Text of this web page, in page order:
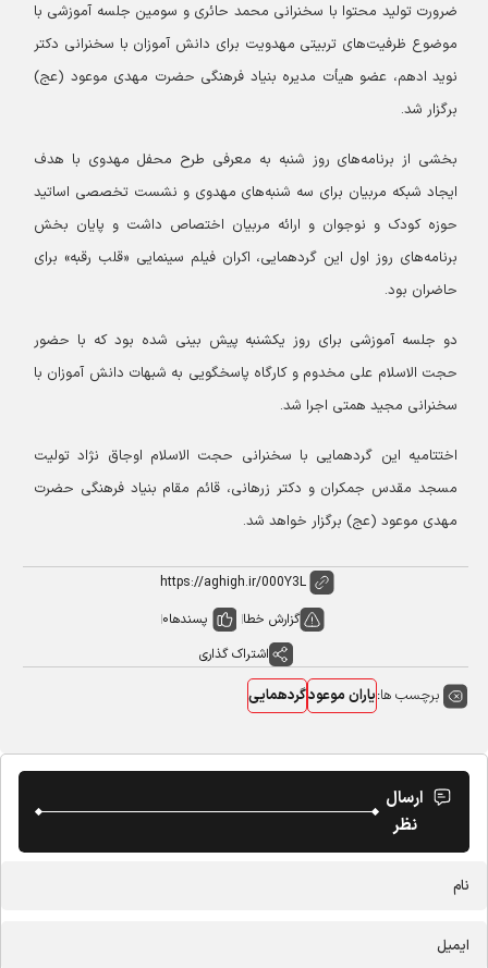
ضرورت تولید محتوا با سخنرانی محمد حائری و سومین جلسه آموزشی با
موضوع ظرفیت‌های تربیتی مهدویت برای دانش آموزان با سخنرانی دکتر
نوید ادهم، عضو هیأت مدیره بنیاد فرهنگی حضرت مهدی موعود (عج)
برگزار شد.
بخشی از برنامه‌های روز شنبه به معرفی طرح محفل مهدوی با هدف
ایجاد شبکه مربیان برای سه شنبه‌های مهدوی و نشست تخصصی اساتید
حوزه کودک و نوجوان و ارائه مربیان اختصاص داشت و پایان بخش
برنامه‌های روز اول این گردهمایی، اکران فیلم سینمایی «قلب رقبه» برای
حاضران بود.
دو جلسه آموزشی برای روز یکشنبه پیش بینی شده بود که با حضور
حجت الاسلام علی مخدوم و کارگاه پاسخگویی به شبهات دانش آموزان با
سخنرانی مجید همتی اجرا شد.
اختتامیه این گردهمایی با سخنرانی حجت الاسلام اوجاق نژاد تولیت
مسجد مقدس جمکران و دکتر زرهانی، قائم مقام بنیاد فرهنگی حضرت
مهدی موعود (عج) برگزار خواهد شد.
گزارش خطا پسندها0
اشتراک گذاری
برچسب ها:یاران موعودگردهمایی
ارسال
نظر